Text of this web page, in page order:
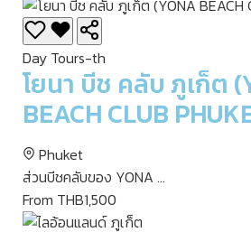
Day Tours-th
โยนา บีช คลับ ภูเก็ต
BEACH CLUB
Phuket
ส่วนบีชคลับของ YONA ...
From THB1,500